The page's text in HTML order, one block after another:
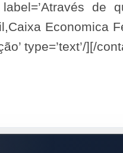
label=’Através de
Economica
type=’text’/][/